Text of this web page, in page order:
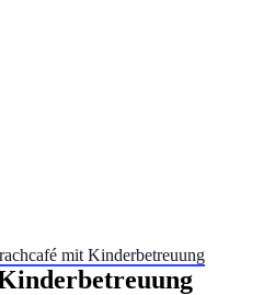
mit Kinderbetreuung